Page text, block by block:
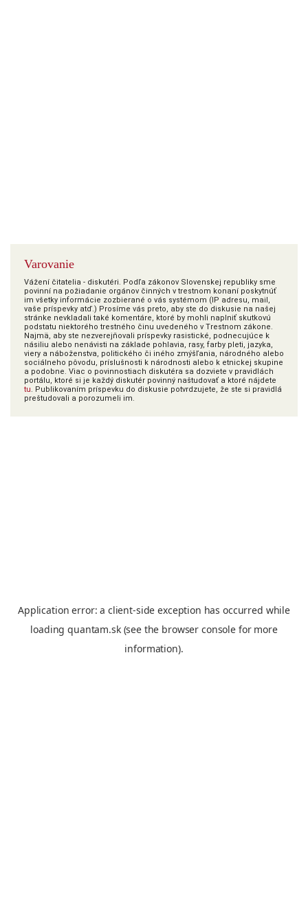
Varovanie
Vážení čitatelia - diskutéri. Podľa zákonov Slovenskej republiky sme
povinní na požiadanie orgánov činných v trestnom konaní poskytnúť
im všetky informácie zozbierané o vás systémom (IP adresu, mail,
vaše príspevky atď.) Prosíme vás preto, aby ste do diskusie na našej
stránke nevkladali také komentáre, ktoré by mohli naplniť skutkovú
podstatu niektorého trestného činu uvedeného v Trestnom zákone.
Najmä, aby ste nezverejňovali príspevky rasistické, podnecujúce k
násiliu alebo nenávisti na základe pohlavia, rasy, farby pleti, jazyka,
viery a náboženstva, politického či iného zmýšľania, národného alebo
sociálneho pôvodu, príslušnosti k národnosti alebo k etnickej skupine
a podobne. Viac o povinnostiach diskutéra sa dozviete v pravidlách
portálu, ktoré si je každý diskutér povinný naštudovať a ktoré nájdete
tu. Publikovaním príspevku do diskusie potvrdzujete, že ste si pravidlá
preštudovali a porozumeli im.